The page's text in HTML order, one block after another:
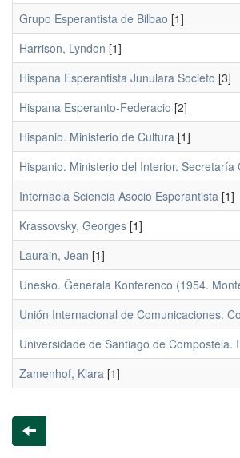
Grupo Esperantista de Bilbao [1]
Harrison, Lyndon [1]
Hispana Esperantista Junulara Societo [3]
Hispana Esperanto-Federacio [2]
Hispanio. Ministerio de Cultura [1]
Hispanio. Ministerio del Interior. Secretaría
Internacia Sciencia Asocio Esperantista [1]
Krassovsky, Georges [1]
Laurain, Jean [1]
Unesko. Ĝenerala Konferenco (1954.
Unión Internacional de Comunicaciones.
Universidade de Santiago de Compostela.
Zamenhof, Klara [1]